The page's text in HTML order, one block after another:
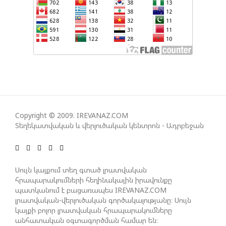
ՀԱՅԱՑՔ ՀԱՅԱՍՏԱՆԻՑ. ՈՐՔԱ՞Ն ԲԱՐՁՐ ԵՆ TRIPP-Ի
ԿՅԱՆՔԻ ԿՈՉՄԱՆ ՇԱՆՍԵՐՆ ԱՅՍ ՊԱՀԻՆ
ՀԱՊԿ-Ի ՄԱՍՆԱԿՑՈՒԹՅՈՒՆԸ ՂԱՐԱԲԱՂՅԱՆ
ԳՈՐԾՈՒՆԵՈՒԹՅՈՒՆ ԱԴՐԲԵՋԱՆՈՒՄ ԱՆՕՐԻՆԱԿԱՆ
Է ՃԱՆԱՉՎԵԼ
ՄԱԼԴԻՎՑԻ ԳՈՐԾԸՆԿԵՐ ՄՈՀԱՄՄԵԴ ՄՈՒԻԶԱՅԻՆ.
«ՄԵՆՔ ԳՈՀ ԵՆՔ ԱԴՐԲԵՋԱՆԻ ԵՎ ՄԱԼԴԻՎՆԵՐԻ
ՄԻՋԵՎ ՀԱՐԱԲԵՐՈՒԹՅՈՒՆՆԵՐԻ ԴԻՆԱՄԻԿ
ԶԱՐԳԱՑՈՒՄԻՑ»
Copyright © 2009. IREVANAZ.COM
Տեղեկատվական և վերլուծական կենտրոն - Ադրբեջան
Սույն կայքում տեղ գտած լրատվական
հրապարակումների հեղինակային իրավունքը
պատկանում է բացառապես IREVANAZ.COM
լրատվական-վերլուծական գործակալությանը։ Սույն
կայքի բոլոր լրատվական հրապարակումները
անհատական օգտագործման համար են։